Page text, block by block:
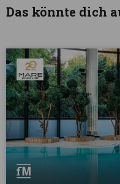
Das könnte dich